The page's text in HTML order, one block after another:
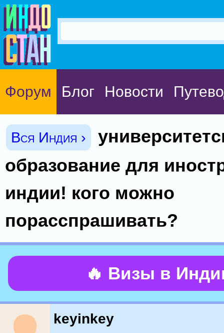
Форум Блог Новости
Вся Индия ›
образование для
индии! кого можно
порасспрашивать?
🔥 Визы в
keyinkey